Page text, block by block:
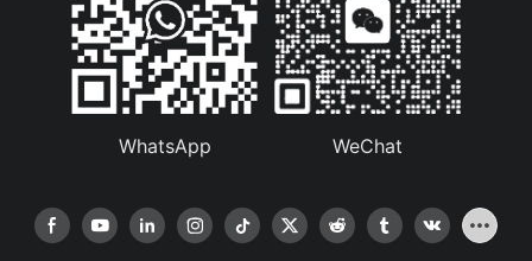
WhatsApp WeChat